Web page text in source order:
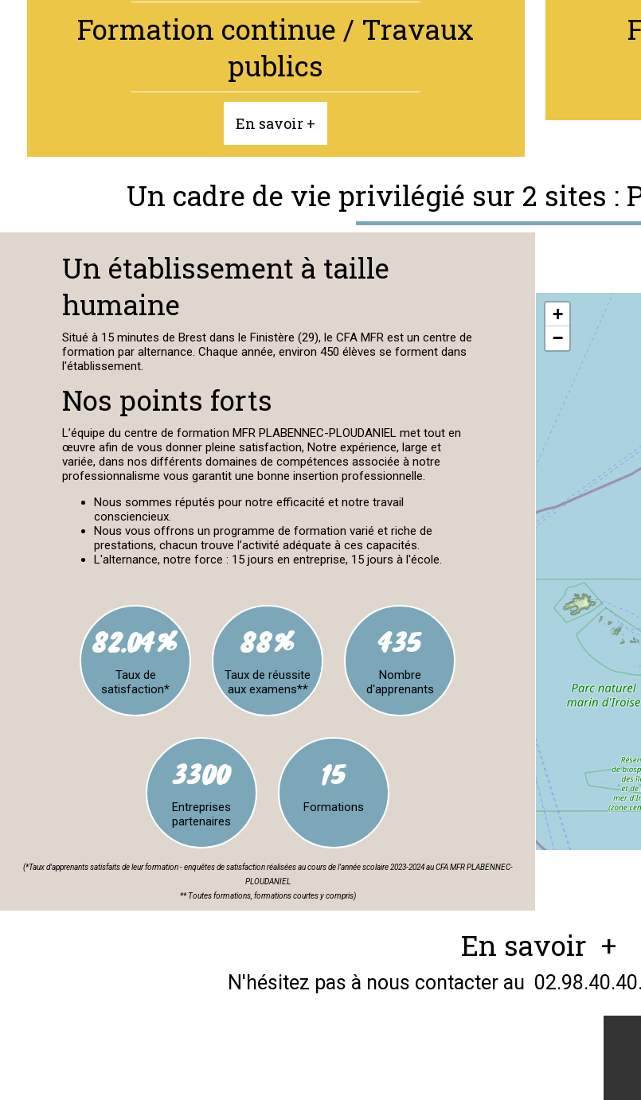
Formation continue / Travaux
publics
En savoir +
Un cadre de vie privilégié sur 2 sites :
Un établissement à taille
humaine
Situé à 15 minutes de Brest dans le Finistère (29), le CFA MFR est un centre de
formation par alternance. Chaque année, environ 450 élèves se forment dans
l'établissement.
Nos points forts
L’équipe du centre de formation MFR PLABENNEC-PLOUDANIEL met tout en
œuvre afin de vous donner pleine satisfaction, Notre expérience, large et
variée, dans nos différents domaines de compétences associée à notre
professionnalisme vous garantit une bonne insertion professionnelle.
Nous sommes réputés pour notre efficacité et notre travail
consciencieux.
Nous vous offrons un programme de formation varié et riche de
prestations, chacun trouve l’activité adéquate à ces capacités.
L'alternance, notre force : 15 jours en entreprise, 15 jours à l'école.
82.04%
Taux de
satisfaction*
88%
Taux de réussite
aux examens**
435
Nombre
d'apprenants
3300
Entreprises
partenaires
15
Formations
(*Taux d'apprenants satisfaits de leur formation - enquêtes de satisfaction réalisées au cours de l'année scolaire 2023-2024 au CFA MFR PLABENNEC-
PLOUDANIEL
** Toutes formations, formations courtes y compris)
+
−
En savoir +
N'hésitez pas à nous contacter au